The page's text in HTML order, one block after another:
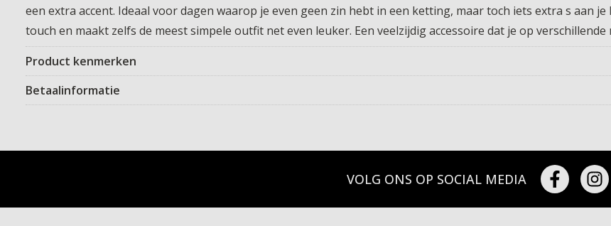
een extra accent. Ideaal voor dagen waarop je even geen zin hebt in een ketting, maar toch iets extra s aan
touch en maakt zelfs de meest simpele outfit net even leuker. Een veelzijdig accessoire dat je op
Product kenmerken
Betaalinformatie
VOLG ONS OP SOCIAL MEDIA